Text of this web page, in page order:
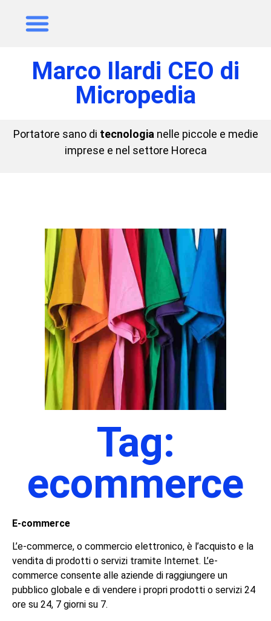
Marco Ilardi CEO di
Micropedia
Portatore sano di tecnologia nelle piccole e medie
imprese e nel settore Horeca
Tag:
ecommerce
E-commerce
L’e-commerce, o commercio elettronico, è l’acquisto e la
vendita di prodotti o servizi tramite Internet. L’e-
commerce consente alle aziende di raggiungere un
pubblico globale e di vendere i propri prodotti o servizi 24
ore su 24, 7 giorni su 7.